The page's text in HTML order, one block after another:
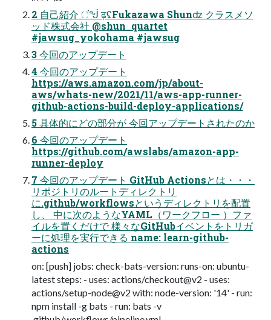
2 ⾃⼰紹介 ਂᖒ ढ़ʢFukazawa Shunʣ クラスメソ
ッド株式会社 @shun_quartet
#jawsug_yokohama #jawsug
3 今回のアップデート
4 今回のアップデート
https://aws.amazon.com/jp/about-
aws/whats-new/2021/11/aws-app-runner-
github-actions-build-deploy-applications/
5 具体的にどの部分が 今回アップデートされたのか
6 今回のアップデート
https://github.com/awslabs/amazon-app-
runner-deploy
7 今回のアップデート GitHub Actionsとは・・・
リポジトリのルートディレクトリ
に.github/workflowsというディレクトリを配置
し、 中に次のようなYAML（ワークフロー ）ファ
イルを置くだけで 様々なGitHubイベントをトリガ
ーに処理を実⾏できる name: learn-github-
actions
on: [push] jobs: check-bats-version: runs-on: ubuntu-
latest steps: - uses: actions/checkout@v2 - uses:
actions/setup-node@v2 with: node-version: '14' - run:
npm install -g bats - run: bats -v